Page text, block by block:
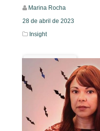
Marina Rocha
28 de abril de 2023
Insight
Leia Mais